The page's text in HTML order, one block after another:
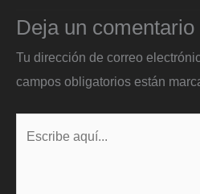
Deja un comentario
Tu dirección de correo
campos obligatorios están